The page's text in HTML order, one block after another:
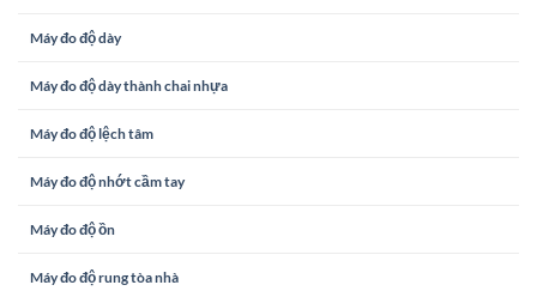
Máy đo độ dày
Máy đo độ dày thành chai nhựa
Máy đo độ lệch tâm
Máy đo độ nhớt cầm tay
Máy đo độ ồn
Máy đo độ rung tòa nhà